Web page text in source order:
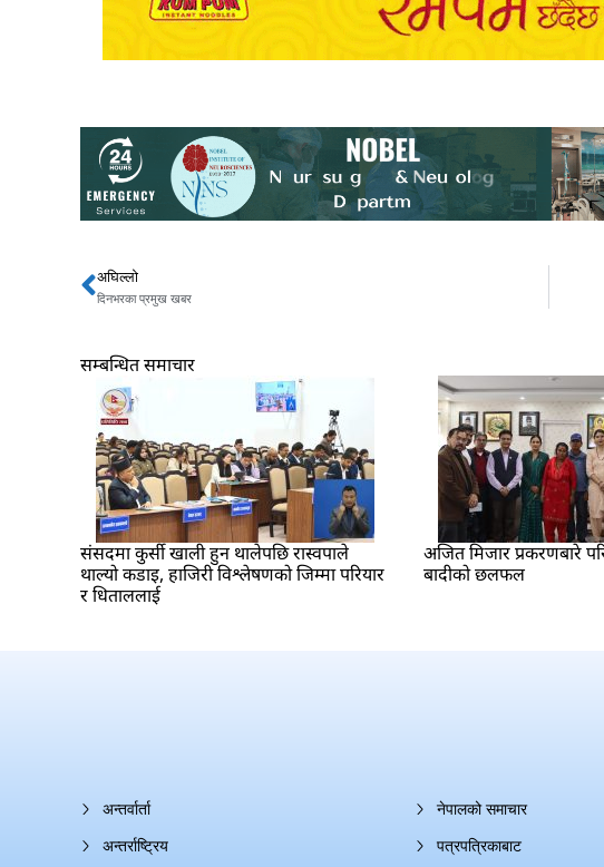
Prev
अघिल्लो
दिनभरका प्रमुख खबर
सम्बन्धित समाचार
संसदमा कुर्सी खाली हुन थालेपछि रास्वपाले
थाल्यो कडाइ, हाजिरी विश्लेषणको जिम्मा परियार
र धिताललाई
अजित मिजार प्रकरणबारे
बादीको छलफल
अन्तर्वार्ता
अन्तर्राष्ट्रिय
नेपालको समाचार
पत्रपत्रिकाबाट